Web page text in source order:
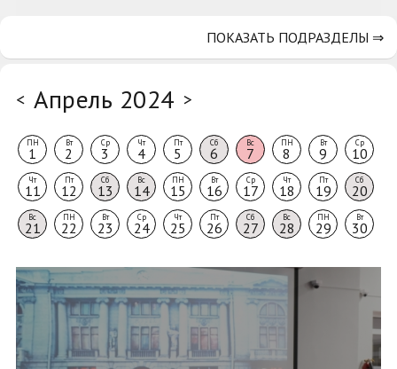
< Апрель 2024 >
ПН
1
Вт
2
Ср
3
Чт
4
Пт
5
Сб
6
Вс
7
ПН
8
Вт
9
Ср
10
Чт
11
Пт
12
Сб
13
Вс
14
ПН
15
Вт
16
Ср
17
Чт
18
Пт
19
Сб
20
Вс
21
ПН
22
Вт
23
Ср
24
Чт
25
Пт
26
Сб
27
Вс
28
ПН
29
Вт
30
ПОКАЗАТЬ ПОДРАЗДЕЛЫ ⇒